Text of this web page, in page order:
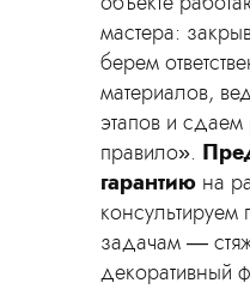
мастера:
берем
материалов,
этапов и сдаем
правило».
гарантию на
задачам —
декоративный